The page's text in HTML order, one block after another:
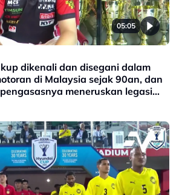
05:05
dikenali dan disegani dalam
di Malaysia sejak 90an, dan
meneruskan legasi